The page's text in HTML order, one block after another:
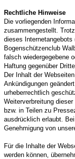
Rechtliche Hinweise
Die vorliegenden
zusammengestellt.
dieses Internetangebots
Bogenschützenclub
falsch wiedergegebene
Haftung gegenüber
Der Inhalt der
Ankündigungen
urheberrechtlich
Weiterverbreitung
bzw. in Teilen zu
ausdrücklich erlaubt.
Genehmigung von
Für die Inhalte der
werden können,